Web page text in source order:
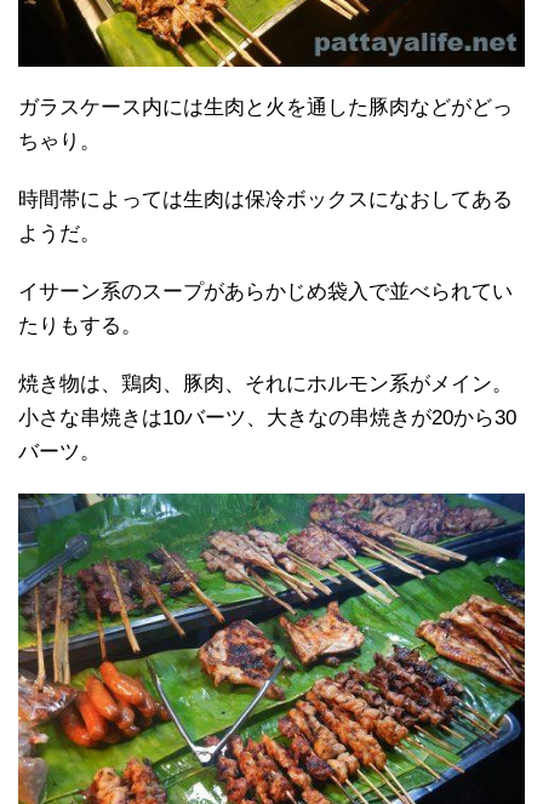
ガラスケース内には生肉と火を通した豚肉などがどっ
ちゃり。
時間帯によっては生肉は保冷ボックスになおしてある
ようだ。
イサーン系のスープがあらかじめ袋入で並べられてい
たりもする。
焼き物は、鶏肉、豚肉、それにホルモン系がメイン。
小さな串焼きは10バーツ、大きなの串焼きが20から30
バーツ。